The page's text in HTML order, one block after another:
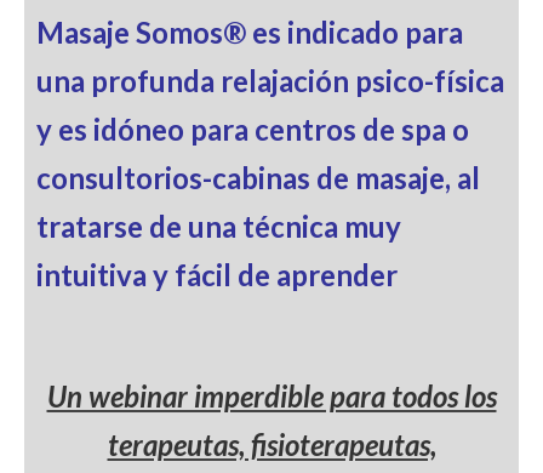
Masaje Somos® es indicado para
una profunda relajación psico-física
y es idóneo para centros de spa o
consultorios-cabinas de masaje, al
tratarse de una técnica muy
intuitiva y fácil de aprender
Un webinar imperdible para todos los
terapeutas, fisioterapeutas,